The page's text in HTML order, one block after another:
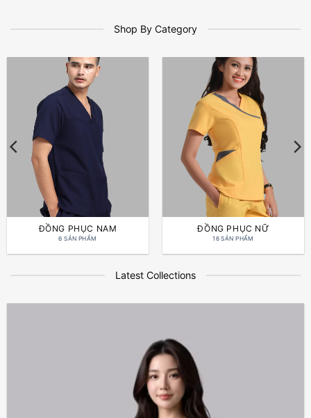
Shop By Category
ĐỒNG PHỤC NAM
6 SẢN PHẨM
ĐỒNG PHỤC NỮ
16 SẢN PHẨM
Latest Collections